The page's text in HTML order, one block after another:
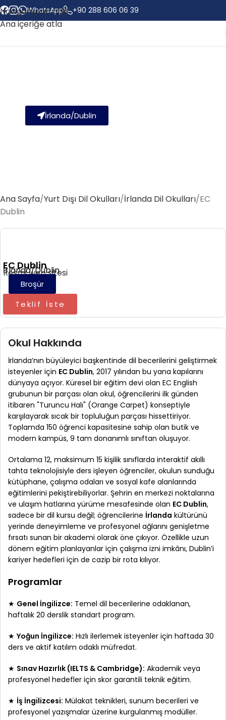
Navigasyona atla
Ana içeriğe atla
WhatsApp +90 288 606 06 39
İrlanda/Dublin
Ana Sayfa Yurt Dışı Dil Okulları İrlanda Dil Okulları EC
Dublin
EC Dublin
İrlanda/Dublin
Resmi web sitesi
Broşür
Teklif İste
Okul Hakkında
İrlanda’nın büyüleyici başkentinde dil becerilerini geliştirmek
isteyenler için EC Dublin, 2017 yılından bu yana kapılarını
dünyaya açıyor. Küresel bir eğitim devi olan EC English
grubunun bir parçası olan okul, öğrencilerini ilk günden
itibaren "Turuncu Halı" (Orange Carpet) konseptiyle
karşılayarak sıcak bir topluluğun parçası hissettiriyor.
Toplamda 150 öğrenci kapasitesine sahip olan butik ve
modern kampüs, 9 tam donanımlı sınıftan oluşuyor.
Ortalama 12, maksimum 15 kişilik sınıflarda interaktif akıllı
tahta teknolojisiyle ders işleyen öğrenciler, okulun sunduğu
kütüphane, çalışma odaları ve sosyal kafe alanlarında
eğitimlerini pekiştirebiliyorlar. Şehrin en merkezi noktalarına
ve ulaşım hatlarına yürüme mesafesinde olan EC Dublin,
sadece bir dil kursu değil; öğrencilerine İrlanda kültürünü
yerinde deneyimleme ve profesyonel ağlarını genişletme
fırsatı sunan bir akademi olarak öne çıkıyor. Özellikle uzun
dönem eğitim planlayanlar için çalışma izni imkânı, Dublin’i
kariyer hedefleri için de cazip bir rota kılıyor.
Programlar
★ Genel İngilizce: Temel dil becerilerine odaklanan,
haftalık 20 derslik standart program.
★Yoğun İngilizce: Hızlı ilerlemek isteyenler için haftada 30
ders ve aktif katılım odaklı müfredat.
★ Sınav Hazırlık (IELTS & Cambridge): Akademik veya
profesyonel hedefler için skor garantili teknik eğitim.
★ İş İngilizcesi: Mülakat teknikleri, sunum becerileri ve
profesyonel yazışmalar üzerine kurgulanmış modüller.